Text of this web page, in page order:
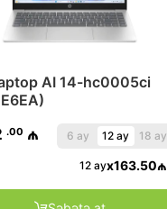
AI 14-hc0005ci
.00 ₼ 6 ay 12 ay 18 ay
12 ayx163.50₼